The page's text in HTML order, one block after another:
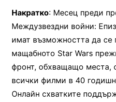
Накратко: Месец преди
Междузвездни войни:
имат възможността да се
мащабното Star Wars
фронт, обхващащо места,
всички филми в 40
Онлайн схватките